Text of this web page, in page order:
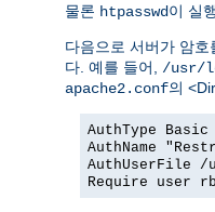
물론 htpasswd이 실
다음으로 서버가 암
다. 예를 들어, /usr/
apache2.conf의
AuthType Basic
AuthName
AuthUserFile /
Require user